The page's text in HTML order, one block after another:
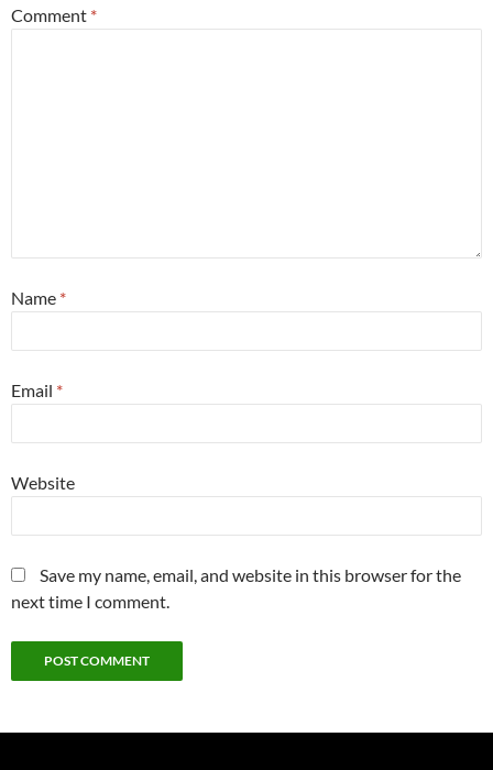
Comment *
Name *
Email *
Website
Save my name, email, and website in this browser for the
next time I comment.